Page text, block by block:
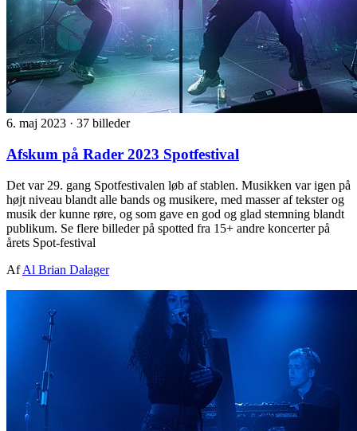
6. maj 2023 · 37 billeder
Afskum på Rader 2023 Spotfestival
Det var 29. gang Spotfestivalen løb af stablen. Musikken var igen på
højt niveau blandt alle bands og musikere, med masser af tekster og
musik der kunne røre, og som gave en god og glad stemning blandt
publikum. Se flere billeder på spotted fra 15+ andre koncerter på
årets Spot-festival
AfAl Brian Dalager